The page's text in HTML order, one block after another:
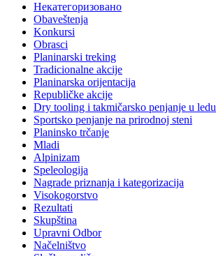
Некатегоризовано
Obaveštenja
Konkursi
Obrasci
Planinarski treking
Tradicionalne akcije
Planinarska orijentacija
Republičke akcije
Dry tooling i takmičarsko penjanje u ledu
Sportsko penjanje na prirodnoj steni
Planinsko trčanje
Mladi
Alpinizam
Speleologija
Nagrade priznanja i kategorizacija
Visokogorstvo
Rezultati
Skupština
Upravni Odbor
Načelništvo